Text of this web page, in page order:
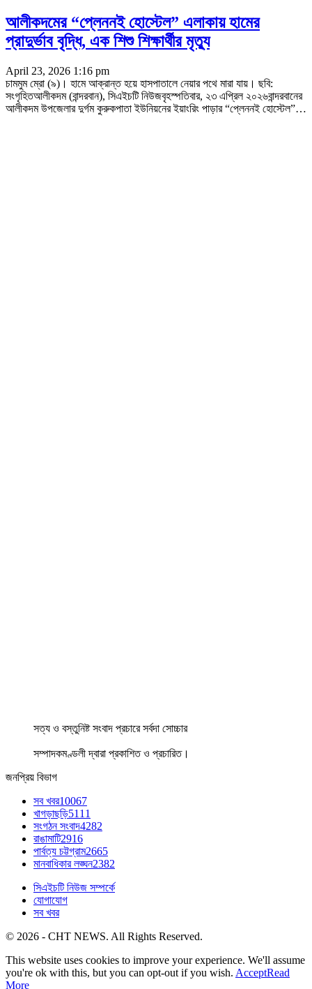
আলীকদমের “প্লেননই হোস্টেল” এলাকায় হামের
প্রাদুর্ভাব বৃদ্ধি, এক শিশু শিক্ষার্থীর মৃত্যু
April 23, 2026 1:16 pm
চামমুম ম্রো (৯)। হামে আক্রান্ত হয়ে হাসপাতালে নেয়ার পথে মারা যায়। ছবি:
সংগৃহিতআলীকদম (বান্দরবান), সিএইচটি নিউজবৃহস্পতিবার, ২৩ এপ্রিল ২০২৬বান্দরবানের
আলীকদম উপজেলার দুর্গম কুরুকপাতা ইউনিয়নের ইয়াংরিং পাড়ার “প্লেননই হোস্টেল”…
সত্য ও বস্তুনিষ্ট সংবাদ প্রচারে সর্বদা সোচ্চার
সম্পাদকমণ্ডলী দ্বারা প্রকাশিত ও প্রচারিত।
জনপ্রিয় বিভাগ
সব খবর10067
খাগড়াছড়ি5111
সংগঠন সংবাদ4282
রাঙামাটি2916
পার্বত্য চট্টগ্রাম2665
মানবাধিকার লঙ্ঘন2382
সিএইচটি নিউজ সম্পর্কে
যোগাযোগ
সব খবর
© 2026 - CHT NEWS. All Rights Reserved.
This website uses cookies to improve your experience. We'll assume
you're ok with this, but you can opt-out if you wish. AcceptRead
More